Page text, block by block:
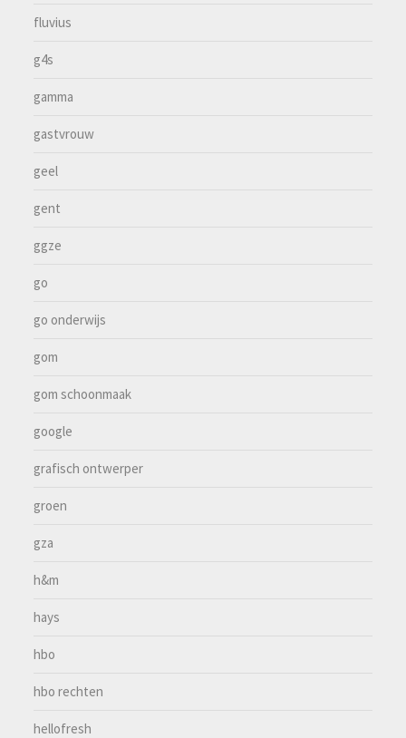
fluvius
g4s
gamma
gastvrouw
geel
gent
ggze
go
go onderwijs
gom
gom schoonmaak
google
grafisch ontwerper
groen
gza
h&m
hays
hbo
hbo rechten
hellofresh